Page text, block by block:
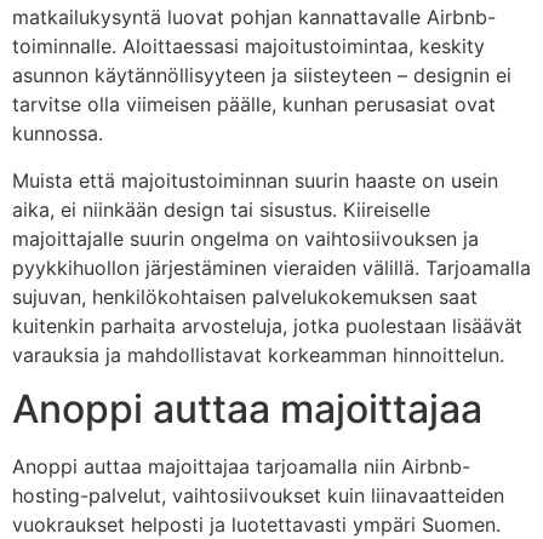
matkailukysyntä luovat pohjan kannattavalle Airbnb-
toiminnalle. Aloittaessasi majoitustoimintaa, keskity
asunnon käytännöllisyyteen ja siisteyteen – designin ei
tarvitse olla viimeisen päälle, kunhan perusasiat ovat
kunnossa.
Muista että majoitustoiminnan suurin haaste on usein
aika, ei niinkään design tai sisustus. Kiireiselle
majoittajalle suurin ongelma on vaihtosiivouksen ja
pyykkihuollon järjestäminen vieraiden välillä. Tarjoamalla
sujuvan, henkilökohtaisen palvelukokemuksen saat
kuitenkin parhaita arvosteluja, jotka puolestaan lisäävät
varauksia ja mahdollistavat korkeamman hinnoittelun.
Anoppi auttaa majoittajaa
Anoppi auttaa majoittajaa tarjoamalla niin Airbnb-
hosting-palvelut, vaihtosiivoukset kuin liinavaatteiden
vuokraukset helposti ja luotettavasti ympäri Suomen.